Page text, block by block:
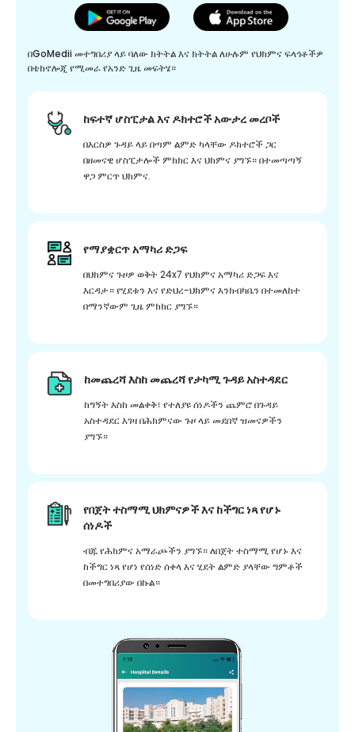
በGoMedii መተግበሪያ ላይ ባለው ክትትል እና ክትትል ለሁሉም የህክምና ፍላጎቶችዎ
በቴክኖሎጂ የሚመራ የአንድ ጊዜ መፍትሄ።
ከፍተኛ ሆስፒታል እና ዶክተሮች አውታረ መረቦች
በእርስዎ ጉዳይ ላይ በጣም ልምድ ካላቸው ዶክተሮች ጋር
በዘመናዊ ሆስፒታሎች ምክክር እና ህክምና ያግኙ። በተመጣጣኝ
ዋጋ ምርጥ ህክምና.
የማያቋርጥ አማካሪ ድጋፍ
በህክምና ጉዞዎ ወቅት 24x7 የህክምና አማካሪ ድጋፍ እና
እርዳታ። የሂደቱን እና የድህረ-ህክምና እንክብካቤን በተመለከተ
በማንኛውም ጊዜ ምክክር ያግኙ።
ከመጨረሻ እስከ መጨረሻ የታካሚ ጉዳይ አስተዳደር
ከግኝት እስከ መልቀቅ፣ የተለያዩ ሰነዶችን ጨምሮ በጉዳይ
አስተዳደር እገዛ በሕክምናው ጉዞ ላይ መደበኛ ዝመናዎችን
ያግኙ።
የበጀት ተስማሚ ህክምናዎች እና ከችግር ነጻ የሆኑ
ሰነዶች
ብጁ የሕክምና አማራጮችን ያግኙ። ለበጀት ተስማሚ የሆኑ እና
ከችግር ነጻ የሆነ የሰነድ ሰቀላ እና ሂደት ልምድ ያላቸው ግምቶች
በመተግበሪያው በኩል።